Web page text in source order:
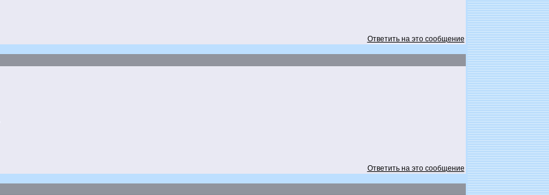
Ответить на это сообщение
Ответить на это сообщение